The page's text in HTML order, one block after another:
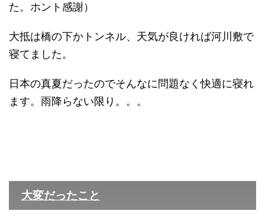
た。ホント感謝）
大抵は橋の下かトンネル、天気が良ければ河川敷で
寝てました。
日本の真夏だったのでそんなに問題なく快適に寝れ
ます。雨降らない限り。。。
大変だったこと